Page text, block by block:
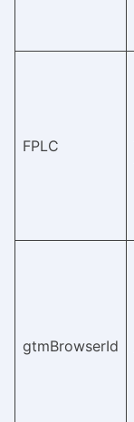
FPLC
gtmBrowserId